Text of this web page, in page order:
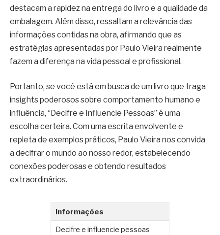
destacam a rapidez na entrega do livro e a qualidade da
embalagem. Além disso, ressaltam a relevância das
informações contidas na obra, afirmando que as
estratégias apresentadas por Paulo Vieira realmente
fazem a diferença na vida pessoal e profissional.
Portanto, se você está em busca de um livro que traga
insights poderosos sobre comportamento humano e
influência, “Decifre e Influencie Pessoas” é uma
escolha certeira. Com uma escrita envolvente e
repleta de exemplos práticos, Paulo Vieira nos convida
a decifrar o mundo ao nosso redor, estabelecendo
conexões poderosas e obtendo resultados
extraordinários.
Informações
Decifre e influencie pessoas